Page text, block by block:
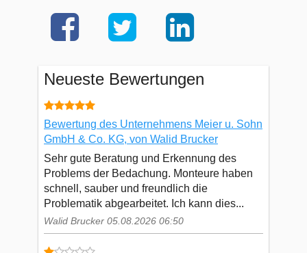
Neueste Bewertungen
Bewertung des Unternehmens Meier u. Sohn
GmbH & Co. KG, von Walid Brucker
Sehr gute Beratung und Erkennung des
Problems der Bedachung. Monteure haben
schnell, sauber und freundlich die
Problematik abgearbeitet. Ich kann dies...
Walid Brucker 05.08.2026 06:50